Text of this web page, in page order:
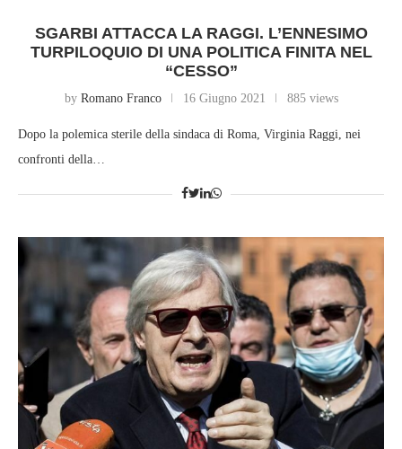
SGARBI ATTACCA LA RAGGI. L’ENNESIMO
TURPILOQUIO DI UNA POLITICA FINITA NEL
“CESSO”
by Romano Franco 16 Giugno 2021 885 views
Dopo la polemica sterile della sindaca di Roma, Virginia Raggi, nei
confronti della…